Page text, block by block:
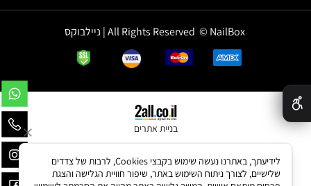
All Rights Reserved © NailBox | ניילבוקס
בניית אתרים
לידיעתך, באתרנו נעשה שימוש בקבצי Cookies, לרבות של צדדים
שלישיים, לצורך ניתוח השימוש באתר, שיפור חוויית הגלישה והצגת